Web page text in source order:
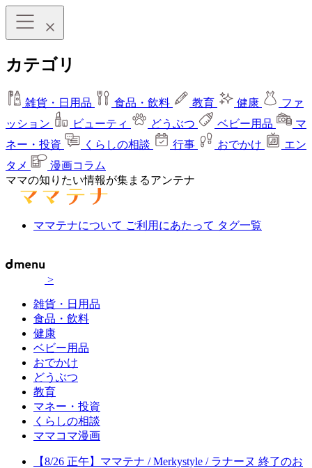
カテゴリ
雑貨・日用品 食品・飲料 教育 健康
ファ
ッション
ビューティ どうぶつ ベビー用品
マ
ネー・投資
くらしの相談 行事 おでかけ
エン
タメ
漫画コラム
ママの知りたい情報が集まるアンテナ
ママテナについて ご利用にあたって タグ一覧
>
雑貨・日用品
食品・飲料
健康
ベビー用品
おでかけ
どうぶつ
教育
マネー・投資
くらしの相談
ママコマ漫画
【8/26 正午】ママテナ / Merkystyle / ラナーヌ 終了のお